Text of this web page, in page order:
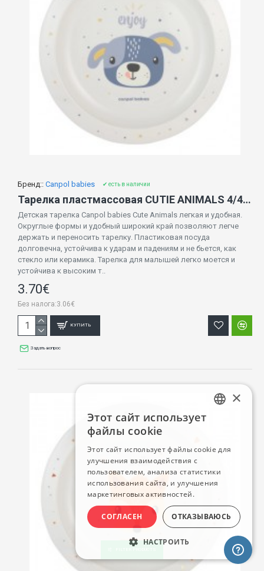
Бренд:: Canpol babies ✔ есть в наличии
Тарелка пластмассовая CUTIE ANIMALS 4/411 blue2
Детская тарелка Canpol babies Cute Animals легкая и удобная.
Округлые формы и удобный широкий край позволяют легче
держать и переносить тарелку. Пластиковая посуда
долговечна, устойчива к ударам и падениям и не бьется, как
стекло или керамика. Тарелка для малышей легко моется и
устойчива к высоким т..
3.70€
Без налога:3.06€
КУПИТЬ
Задать вопрос
×
Этот сайт использует
файлы cookie
Этот сайт использует файлы cookie для
улучшения взаимодействия с
пользователем, анализа статистики
использования сайта, и улучшения
маркетинговых активностей.
СОГЛАСЕН ОТКАЗЫВАЮСЬ
НАСТРОИТЬ